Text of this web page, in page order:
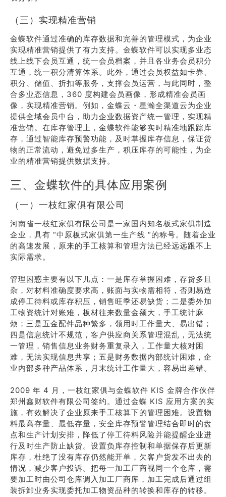
（三）实现精准营销
金蝶软件通过准确的库存数据和完善的管理模式，为企业
实现精准营销提供了有力支持。金蝶软件可以实现多业态
线上线下会员互通，统一会员档案，并且各业务会员积分
互通，统一积分清算体系。此外，通过会员权益如卡券、
积分、储值、折扣等服务，支撑会员运营，与此同时，整
合多业态信息，360 度构建会员画像，形成精准会员画
像，实现精准营销。例如，金蝶云・星瀚全渠道云为企业
提供全域会员中台，助力企业数据资产统一管理，实现精
准营销。在库存管理上，金蝶软件能够实时精准地跟踪库
存，通过智能库存预警功能，及时掌握库存信息，保证货
物的正常流动，避免过多生产，积压库存的可能性，为企
业的精准营销提供数据支持。
三、金蝶软件的具体应用案例
（一）一枝红家俱有限公司
河南省一枝红家俱有限公司是一家国内知名板式家俱制造
企业，具有 “中原板式家俱第一生产线 “的称号。随着企业
的高速发展，原来的手工核算和管理方法已经远远跟不上
实际需求。
管理困惑主要有以下几点：一是库存掌握困难，存货多且
杂，对材料准确度要求高，账面与实物需相符，否则易造
成停工待料或库存积压，销售旺季还易缺货；二是委外加
工物资统计对账难，板材往来数量金额大，手工统计麻
烦；三是五金配件品种繁多，领用时工作量大、易出错；
四是信息统计不规范，客户供应商关系管理混乱，无法统
一管理，销售信息业务财务重复录入，工作量大核对困
难，无法实现信息共享；五是财务数据内部统计困难，企
业内部多种产品体系，月末统计工作量大，容易出差错。
2009 年 4 月，一枝红家俱与金蝶软件 KIS 金牌合作伙伴
郑州鑫财软件有限公司签约。通过金蝶 KIS 应用方案的实
施，有效解决了企业原来手工核算下的管理困难。设置物
料最高存量、最低存量，安全库存预警管理结合即时的盘
点和生产计划安排，降低了停工待料风险并能提醒企业进
行及时生产防止缺货。设置负库存控制和单据保存后更新
库存，杜绝了没有库存仍然能开单，欠客户货发不出去的
情况，减少客户投诉。把每一加工厂商视同一个仓库，需
要加工时由公司仓库调入加工厂商库，加工完成后通过组
装拆卸业务实现委托加工物资品种的转换和库存的转移。